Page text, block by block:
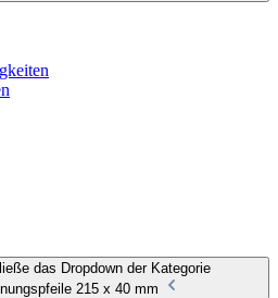
das Dropdown der Kategorie
215 x 40 mm